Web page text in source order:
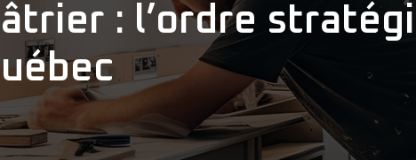
: l’ordre